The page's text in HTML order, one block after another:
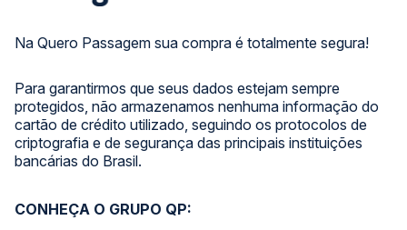
Na Quero Passagem sua compra é totalmente segura!
Para garantirmos que seus dados estejam sempre
protegidos, não armazenamos nenhuma informação do
cartão de crédito utilizado, seguindo os protocolos de
criptografia e de segurança das principais instituições
bancárias do Brasil.
CONHEÇA O GRUPO QP: